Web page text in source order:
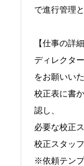
で進行管理
【仕事の詳細
ディレクタ
をお願いい
校正表に書
認し、
必要な校正
校正スタッ
※依頼テン